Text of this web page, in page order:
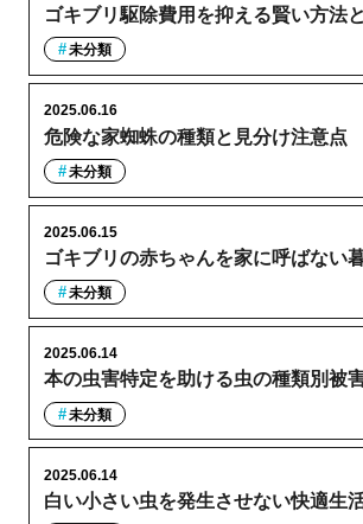
ゴキブリ駆除費用を抑える賢い方法
未分類
危険な家蜘蛛の種類と見分け注意点
2025.06.16
未分類
ゴキブリの赤ちゃんを家に呼ばない
2025.06.15
未分類
本の虫害特定を助ける虫の種類別被
2025.06.14
未分類
白い小さい虫を発生させない快適生
2025.06.14